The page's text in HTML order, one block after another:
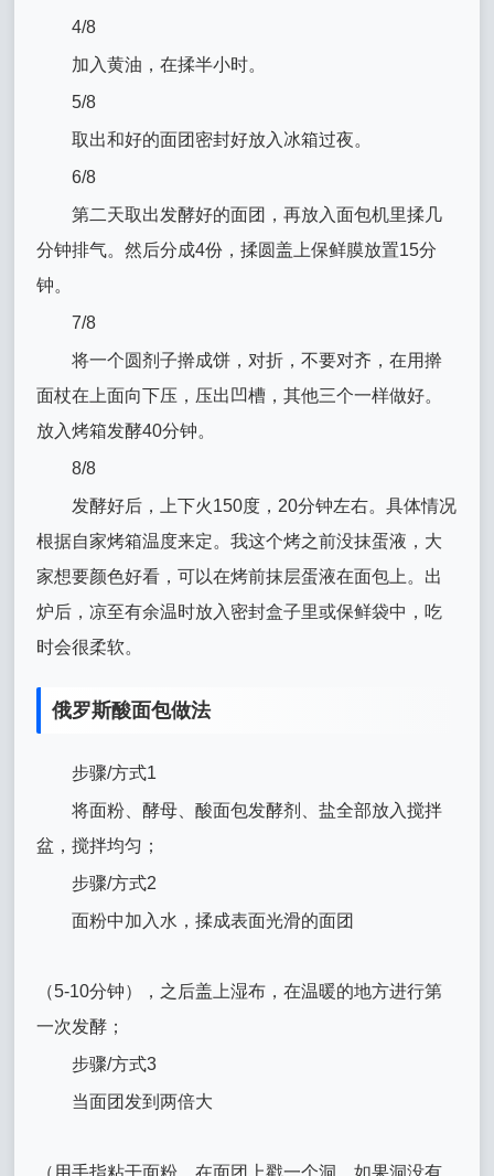
4/8
加入黄油，在揉半小时。
5/8
取出和好的面团密封好放入冰箱过夜。
6/8
第二天取出发酵好的面团，再放入面包机里揉几
分钟排气。然后分成4份，揉圆盖上保鲜膜放置15分
钟。
7/8
将一个圆剂子擀成饼，对折，不要对齐，在用擀
面杖在上面向下压，压出凹槽，其他三个一样做好。
放入烤箱发酵40分钟。
8/8
发酵好后，上下火150度，20分钟左右。具体情况
根据自家烤箱温度来定。我这个烤之前没抹蛋液，大
家想要颜色好看，可以在烤前抹层蛋液在面包上。出
炉后，凉至有余温时放入密封盒子里或保鲜袋中，吃
时会很柔软。
俄罗斯酸面包做法
步骤/方式1
将面粉、酵母、酸面包发酵剂、盐全部放入搅拌
盆，搅拌均匀；
步骤/方式2
面粉中加入水，揉成表面光滑的面团
（5-10分钟），之后盖上湿布，在温暖的地方进行第
一次发酵；
步骤/方式3
当面团发到两倍大
（用手指粘干面粉，在面团上戳一个洞，如果洞没有